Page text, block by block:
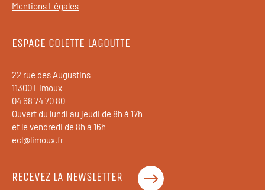
Mentions Légales
ESPACE COLETTE LAGOUTTE
22 rue des Augustins
11300 Limoux
04 68 74 70 80
Ouvert du lundi au jeudi de 8h à 17h
et le vendredi de 8h à 16h
ecl@limoux.fr
RECEVEZ LA NEWSLETTER